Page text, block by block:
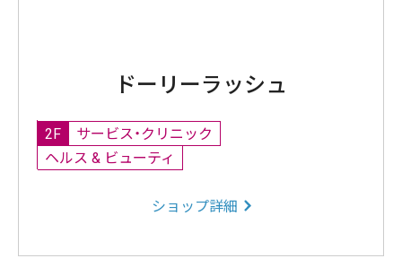
ドーリーラッシュ
2F
サービス・クリニック
ヘルス & ビューティ
ショップ詳細